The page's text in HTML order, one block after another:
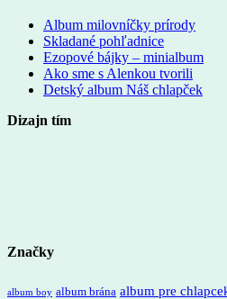
Album milovníčky prírody
Skladané pohľadnice
Ezopové bájky – minialbum
Ako sme s Alenkou tvorili
Detský album Náš chlapček
Dizajn tím
Značky
album boy album brána album pre